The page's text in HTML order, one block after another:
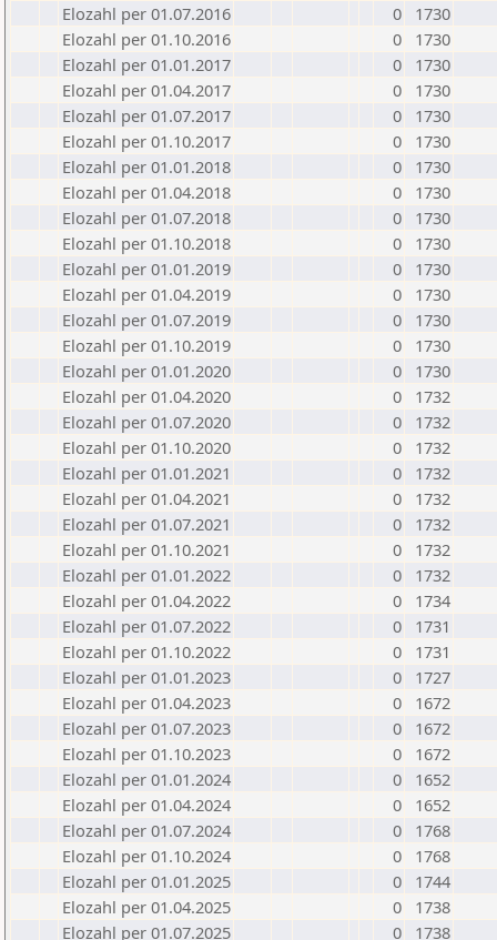
Elozahl per 01.07.2016
0
1730
Elozahl per 01.10.2016
0
1730
Elozahl per 01.01.2017
0
1730
Elozahl per 01.04.2017
0
1730
Elozahl per 01.07.2017
0
1730
Elozahl per 01.10.2017
0
1730
Elozahl per 01.01.2018
0
1730
Elozahl per 01.04.2018
0
1730
Elozahl per 01.07.2018
0
1730
Elozahl per 01.10.2018
0
1730
Elozahl per 01.01.2019
0
1730
Elozahl per 01.04.2019
0
1730
Elozahl per 01.07.2019
0
1730
Elozahl per 01.10.2019
0
1730
Elozahl per 01.01.2020
0
1730
Elozahl per 01.04.2020
0
1732
Elozahl per 01.07.2020
0
1732
Elozahl per 01.10.2020
0
1732
Elozahl per 01.01.2021
0
1732
Elozahl per 01.04.2021
0
1732
Elozahl per 01.07.2021
0
1732
Elozahl per 01.10.2021
0
1732
Elozahl per 01.01.2022
0
1732
Elozahl per 01.04.2022
0
1734
Elozahl per 01.07.2022
0
1731
Elozahl per 01.10.2022
0
1731
Elozahl per 01.01.2023
0
1727
Elozahl per 01.04.2023
0
1672
Elozahl per 01.07.2023
0
1672
Elozahl per 01.10.2023
0
1672
Elozahl per 01.01.2024
0
1652
Elozahl per 01.04.2024
0
1652
Elozahl per 01.07.2024
0
1768
Elozahl per 01.10.2024
0
1768
Elozahl per 01.01.2025
0
1744
Elozahl per 01.04.2025
0
1738
Elozahl per 01.07.2025
0
1738